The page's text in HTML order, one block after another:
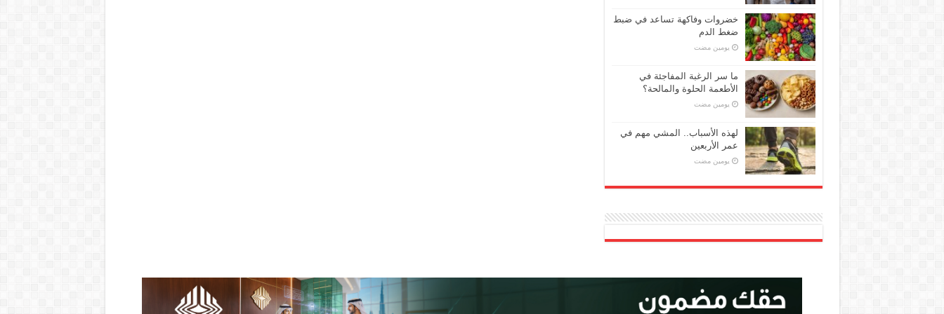
خضروات وفاكهة تساعد في ضبط
ضغط الدم
‏يومين مضت
ما سر الرغبة المفاجئة في
الأطعمة الحلوة والمالحة؟
‏يومين مضت
لهذه الأسباب.. المشي مهم في
عمر الأربعين
‏يومين مضت